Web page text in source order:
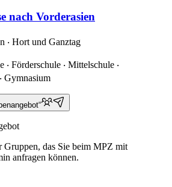
nach Vorderasien
‧ Hort und Ganztag
‧ Förderschule ‧ Mittelschule ‧
Gymnasium
Gruppen, das Sie beim MPZ mit
anfragen können.